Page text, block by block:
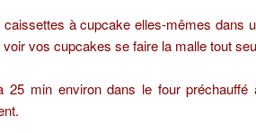
à cupcake elles-mêmes dans
vos cupcakes se faire la malle tout
25 min environ dans le four préchauffé